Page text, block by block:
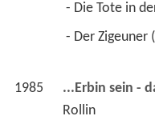
- Die Tote in
- Der Zigeuner
1985 ...Erbin sein -
Rollin